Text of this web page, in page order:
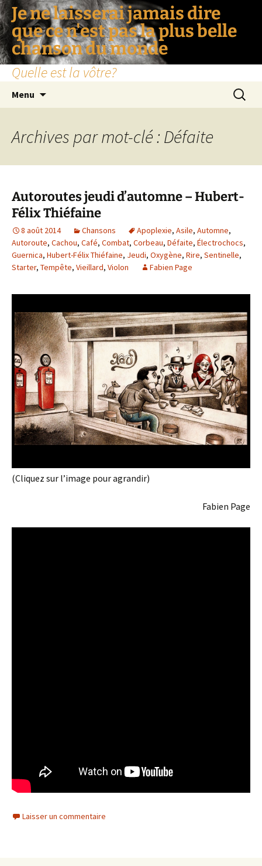
Je ne laisserai jamais dire
que ce n'est pas la plus belle
chanson du monde
Quelle est la vôtre?
Menu
Archives par mot-clé : Défaite
Autoroutes jeudi d’automne – Hubert-
Félix Thiéfaine
8 août 2014 Chansons Apoplexie, Asile, Automne,
Autoroute, Cachou, Café, Combat, Corbeau, Défaite, Électrochocs,
Guernica, Hubert-Félix Thiéfaine, Jeudi, Oxygène, Rire, Sentinelle,
Starter, Tempête, Vieillard, Violon Fabien Page
(Cliquez sur l’image pour agrandir)
Fabien Page
Laisser un commentaire